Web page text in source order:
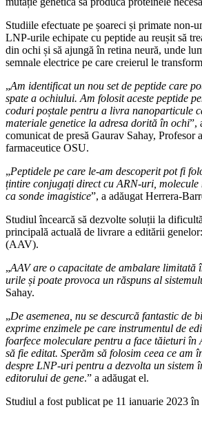
Studiile efectuate pe șoareci și primate non-
LNP-urile echipate cu peptide au reușit să
din ochi și să ajungă în retina neură, unde
semnale electrice pe care creierul le
„Am identificat un nou set de peptide care
spate a ochiului. Am folosit aceste peptide
coduri poștale pentru a livra nanoparticule
materiale genetice la adresa dorită în ochi”,
comunicat de presă Gaurav Sahay, Profesor
farmaceutice OSU.
„Peptidele pe care le-am descoperit pot fi
țintire conjugați direct cu ARN-uri,
ca sonde imagistice”, a adăugat Herrera-
Studiul încearcă să dezvolte soluții la
principală actuală de livrare a editării
(AAV).
„AAV are o capacitate de ambalare limitată
urile și poate provoca un răspuns al
Sahay.
„De asemenea, nu se descurcă fantastic de
exprime enzimele pe care instrumentul de
foarfece moleculare pentru a face tăieturi în
să fie editat. Sperăm să folosim ceea ce am
despre LNP-uri pentru a dezvolta un sistem
editorului de gene.” a adăugat el.
Studiul a fost publicat pe 11 ianuarie 2023 în